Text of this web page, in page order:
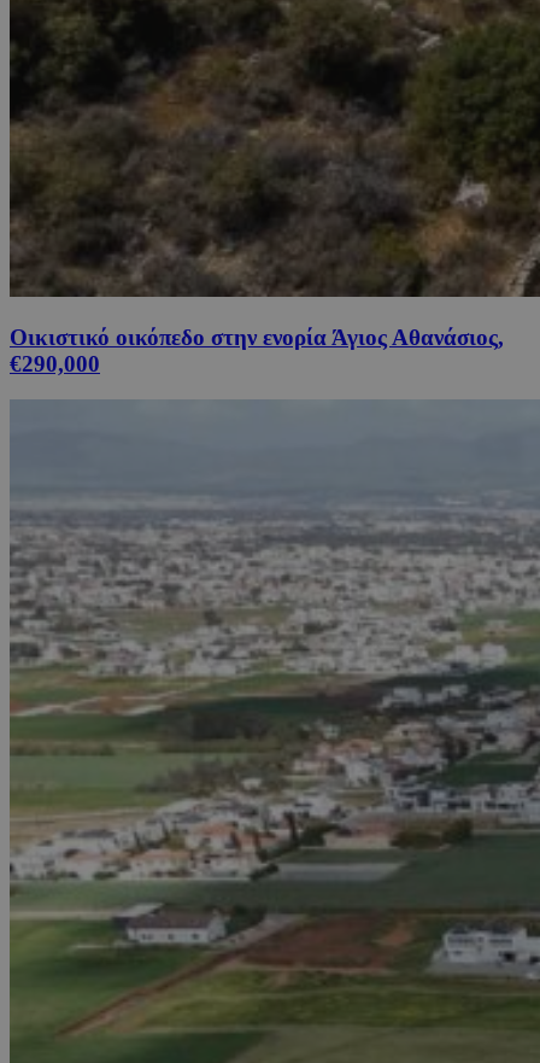
Οικιστικό οικόπεδο στην ενορία Άγιος Αθανάσιος,
€290,000